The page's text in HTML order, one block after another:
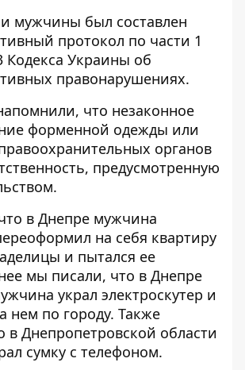
мужчины был составлен
протокол по части 1
Кодекса Украины об
правонарушениях.
что незаконное
форменной одежды или
органов
предусмотренную
в Днепре мужчина
на себя квартиру
и пытался ее
мы писали, что в Днепре
украл электроскутер и
нем по городу. Также
в Днепропетровской области
сумку с телефоном.